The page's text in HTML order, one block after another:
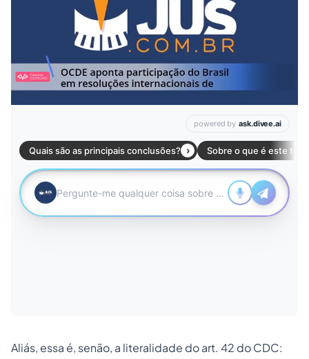
Aliás, essa é, senão, a literalidade do art. 42 do CDC: